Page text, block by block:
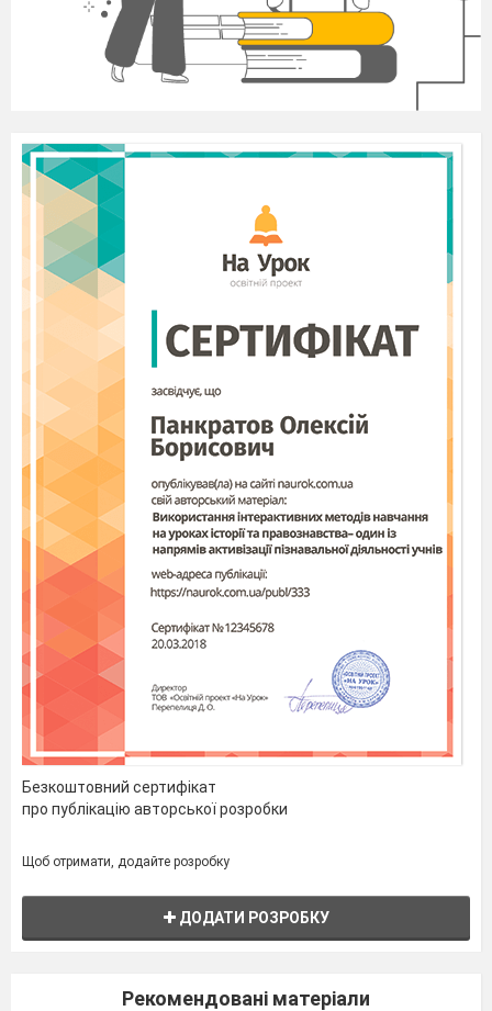
Безкоштовний сертифікат
про публікацію авторської розробки
Щоб отримати, додайте розробку
ДОДАТИ РОЗРОБКУ
Рекомендовані матеріали